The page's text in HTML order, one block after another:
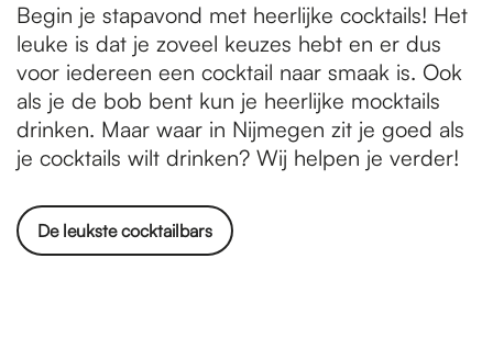
Begin je stapavond met heerlijke cocktails! Het
leuke is dat je zoveel keuzes hebt en er dus
voor iedereen een cocktail naar smaak is. Ook
als je de bob bent kun je heerlijke mocktails
drinken. Maar waar in Nijmegen zit je goed als
je cocktails wilt drinken? Wij helpen je verder!
De leukste cocktailbars